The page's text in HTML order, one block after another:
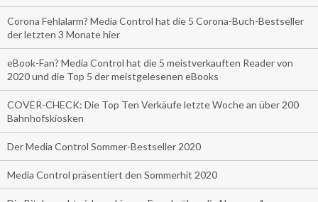
Corona Fehlalarm? Media Control hat die 5 Corona-Buch-Bestseller
der letzten 3 Monate hier
eBook-Fan? Media Control hat die 5 meistverkauften Reader von
2020 und die Top 5 der meistgelesenen eBooks
COVER-CHECK: Die Top Ten Verkäufe letzte Woche an über 200
Bahnhofskiosken
Der Media Control Sommer-Bestseller 2020
Media Control präsentiert den Sommerhit 2020